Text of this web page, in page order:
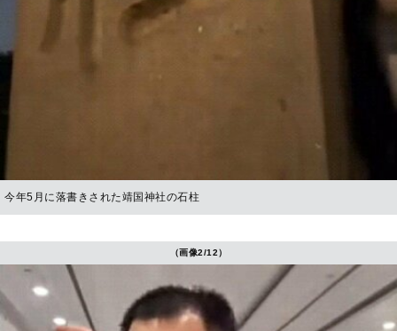
今年5月に落書きされた靖国神社の石柱
（画像2/12）